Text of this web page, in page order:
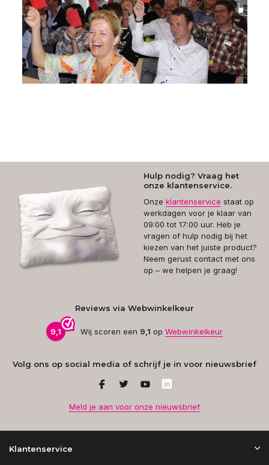
Hulp nodig? Vraag het
onze klantenservice.
Onze klantenservice staat op
werkdagen voor je klaar van
09:00 tot 17:00 uur. Heb je
vragen of hulp nodig bij het
kiezen van het juiste product?
Neem gerust contact met ons
op – we helpen je graag!
Reviews via Webwinkelkeur
9,1 Wij scoren een 9,1 op Webwinkelkeur
Volg ons op social media of schrijf je in voor nieuwsbrief
Meld je aan voor onze nieuwsbrief
Klantenservice